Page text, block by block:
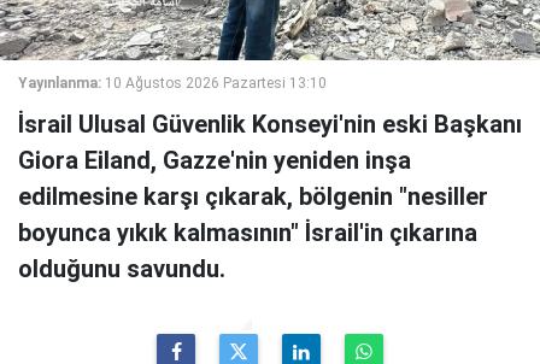
Yayınlanma: 10 Ağustos 2026 Pazartesi 13:10
İsrail Ulusal Güvenlik Konseyi'nin eski Başkanı
Giora Eiland, Gazze'nin yeniden inşa
edilmesine karşı çıkarak, bölgenin "nesiller
boyunca yıkık kalmasının" İsrail'in çıkarına
olduğunu savundu.